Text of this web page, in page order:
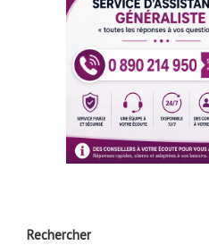
Rechercher